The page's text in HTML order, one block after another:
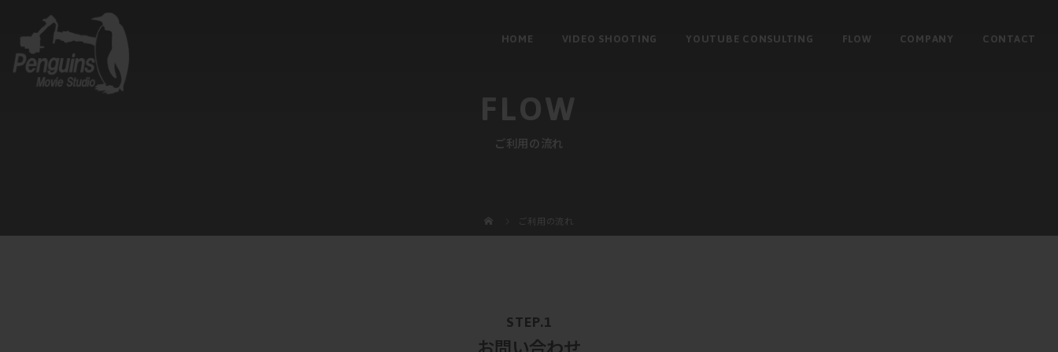
HOME VIDEO SHOOTING YOUTUBE CONSULTING FLOW COMPANY CONTACT
FLOW
ご利用の流れ
ご利用の流れ
お問い合わせ